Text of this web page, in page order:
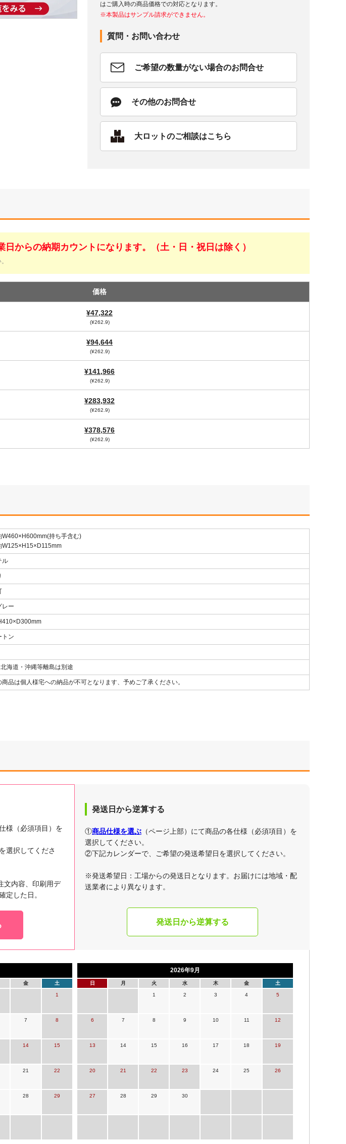
はご購入時の商品価格での対応となります。
※本製品はサンプル請求ができません。
質問・お問い合わせ
ご希望の数量がない場合のお問合せ
その他のお問合せ
大ロットのご相談はこちら
からの納期カウントになります。（土・日・祝日は除く）
価格
¥47,322
(¥262.9)
¥94,644
(¥262.9)
¥141,966
(¥262.9)
¥283,932
(¥262.9)
¥378,576
(¥262.9)
W460×H600mm(持ち手含む)
W125×H15×D115mm
ル
レー
トン
海道・沖縄等離島は別途
品は個人様宅への納品が不可となります、予めご了承ください。
様（必須項目）を
選択してくださ
文内容、印刷用デ
定した日。
発送日から逆算する
①商品仕様を選ぶ （ページ上部）にて商品の各仕様（必須項目）を
選択してください。
②下記カレンダーで、ご希望の発送希望日を選択してください。
※発送希望日：工場からの発送日となります。お届けには地域・配
送業者により異なります。
発送日から逆算する
金 土
1
7 8
14 15
21 22
28 29
2026年9月
日 月 火 水 木 金 土
1 2 3 4 5
6 7 8 9 10 11 12
13 14 15 16 17 18 19
20 21 22 23 24 25 26
27 28 29 30